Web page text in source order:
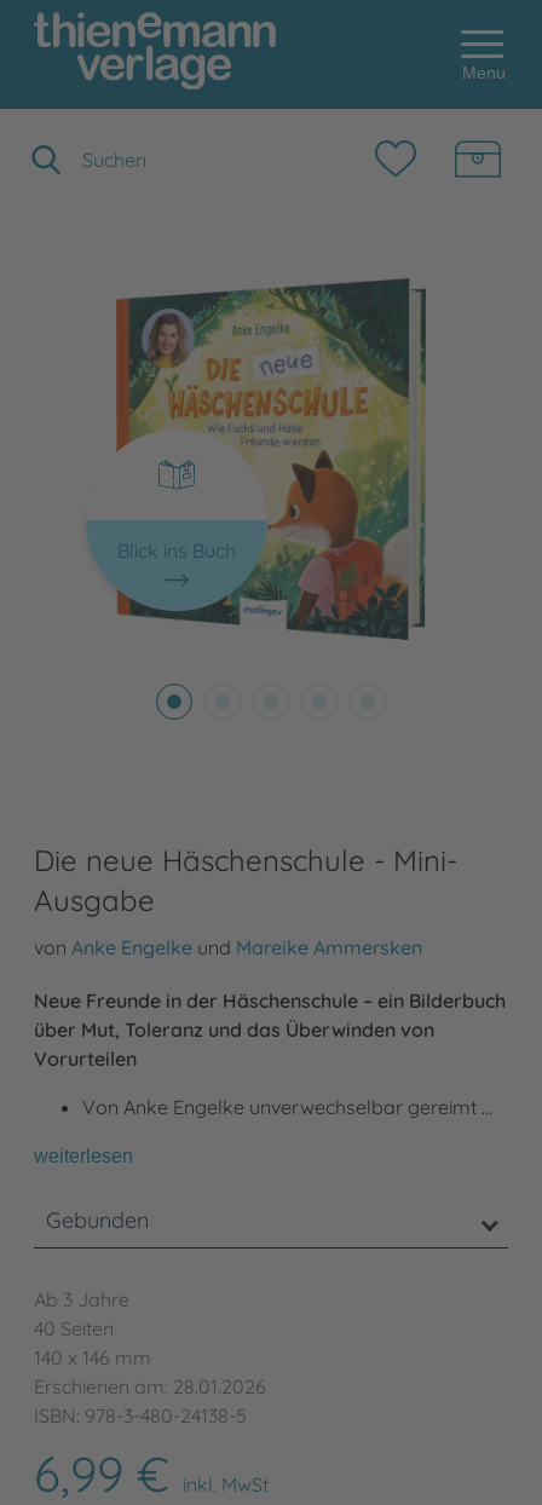
Menu
Blick ins Buch
Die neue Häschenschule - Mini-
Ausgabe
von Anke Engelke und Mareike Ammersken
Neue Freunde in der Häschenschule – ein Bilderbuch
über Mut, Toleranz und das Überwinden von
Vorurteilen
Von Anke Engelke unverwechselbar gereimt …
weiterlesen
Gebunden
Ab 3 Jahre
40 Seiten
140 x 146 mm
Erschienen am: 28.01.2026
ISBN: 978-3-480-24138-5
6,99 €
inkl. MwSt